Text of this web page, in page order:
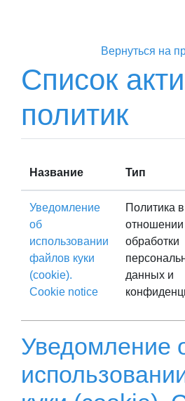
Перейти к основному содержанию
Вернуться на
Список
политик
Название Тип
Уведомление
об
использовании
файлов куки
(cookie).
Cookie notice
Политика в
отношении
обработки
данных и
Уведомление